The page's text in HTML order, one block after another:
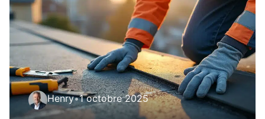
Henry•1 octobre 2025